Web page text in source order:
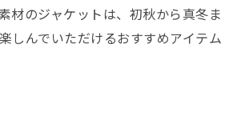
材のジャケットは、初秋から真冬ま
しんでいただけるおすすめアイテム